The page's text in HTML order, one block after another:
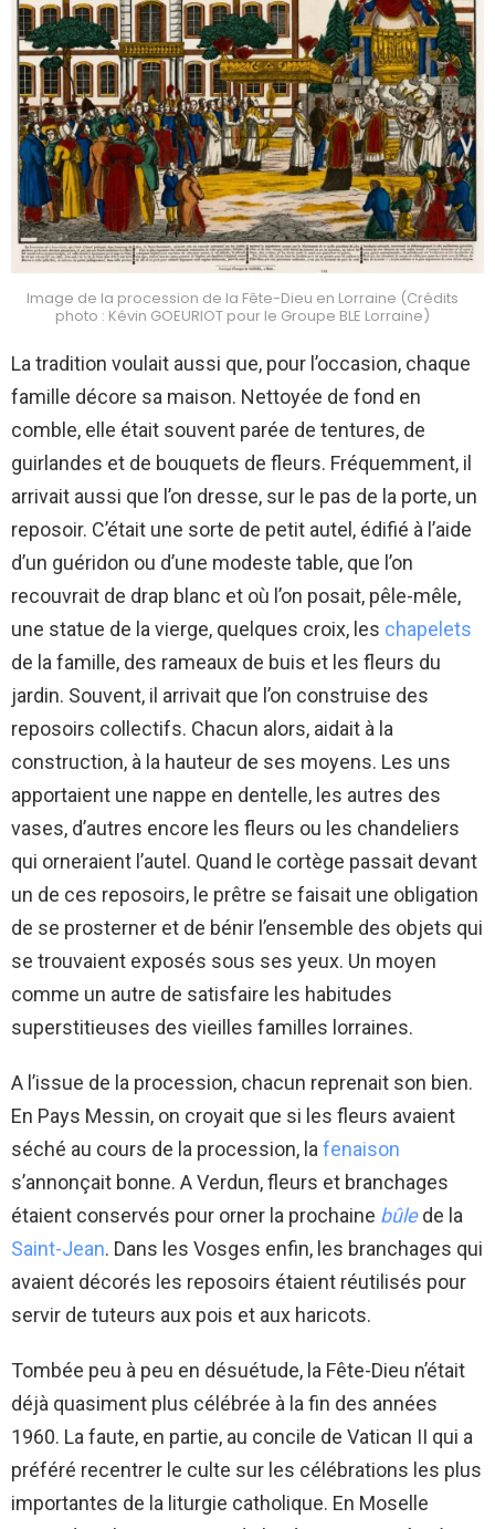
Image de la procession de la Fête-Dieu en Lorraine (Crédits
photo : Kévin GOEURIOT pour le Groupe BLE Lorraine)
La tradition voulait aussi que, pour l’occasion, chaque
famille décore sa maison. Nettoyée de fond en
comble, elle était souvent parée de tentures, de
guirlandes et de bouquets de fleurs. Fréquemment, il
arrivait aussi que l’on dresse, sur le pas de la porte, un
reposoir. C’était une sorte de petit autel, édifié à l’aide
d’un guéridon ou d’une modeste table, que l’on
recouvrait de drap blanc et où l’on posait, pêle-mêle,
une statue de la vierge, quelques croix, les chapelets
de la famille, des rameaux de buis et les fleurs du
jardin. Souvent, il arrivait que l’on construise des
reposoirs collectifs. Chacun alors, aidait à la
construction, à la hauteur de ses moyens. Les uns
apportaient une nappe en dentelle, les autres des
vases, d’autres encore les fleurs ou les chandeliers
qui orneraient l’autel. Quand le cortège passait devant
un de ces reposoirs, le prêtre se faisait une obligation
de se prosterner et de bénir l’ensemble des objets qui
se trouvaient exposés sous ses yeux. Un moyen
comme un autre de satisfaire les habitudes
superstitieuses des vieilles familles lorraines.
A l’issue de la procession, chacun reprenait son bien.
En Pays Messin, on croyait que si les fleurs avaient
séché au cours de la procession, la fenaison
s’annonçait bonne. A Verdun, fleurs et branchages
étaient conservés pour orner la prochaine bûlede la
Saint-Jean. Dans les Vosges enfin, les branchages qui
avaient décorés les reposoirs étaient réutilisés pour
servir de tuteurs aux pois et aux haricots.
Tombée peu à peu en désuétude, la Fête-Dieu n’était
déjà quasiment plus célébrée à la fin des années
1960. La faute, en partie, au concile de Vatican II qui a
préféré recentrer le culte sur les célébrations les plus
importantes de la liturgie catholique. En Moselle